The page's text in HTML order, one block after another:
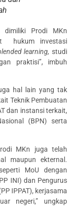
dimiliki Prodi MKn
hukum investasi
learning, studi
praktisi”, imbuh
hal lain yang tak
Teknik Pembuatan
dan instansi terkait,
(BPN) serta
MKn juga telah
maupun ekternal.
MoU dengan
INI) dan Pengurus
IPPAT), kerjasama
negeri,” ungkap